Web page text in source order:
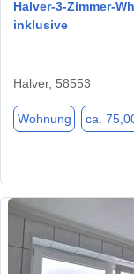
Halver-3-Zimmer-
inklusive
Halver, 58553
Wohnung ca.